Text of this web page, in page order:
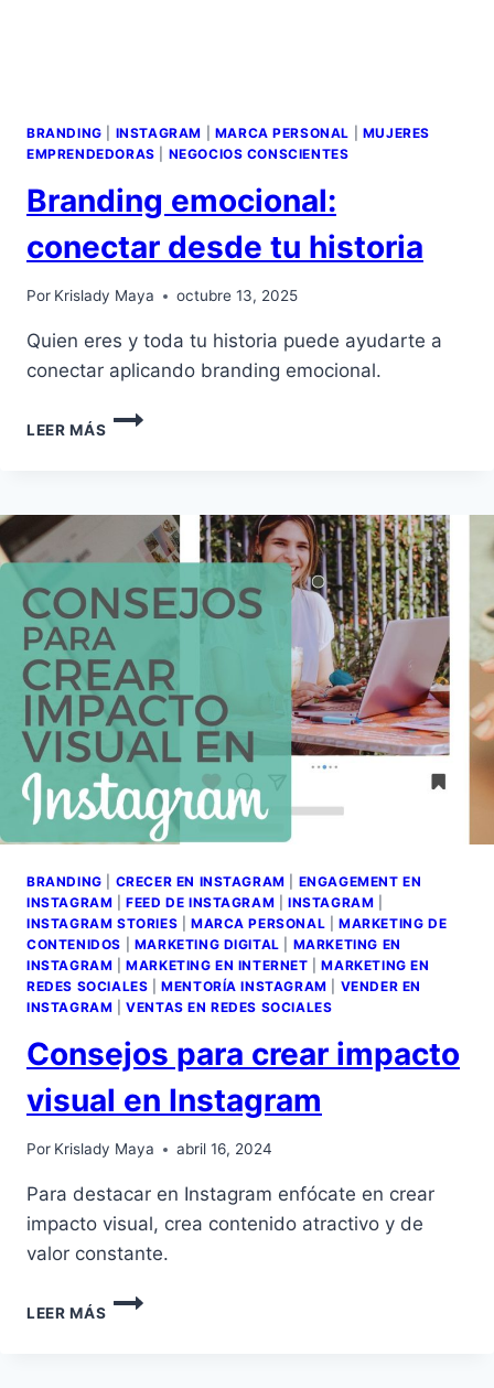
BRANDING INSTAGRAM MARCA PERSONAL
MUJERES
EMPRENDEDORAS
NEGOCIOS CONSCIENTES
Branding emocional:
conectar desde tu historia
Por Krislady Maya octubre 13, 2025
Quien eres y toda tu historia puede ayudarte a
conectar aplicando branding emocional.
LEER MÁS
BRANDING CRECER EN INSTAGRAM
ENGAGEMENT EN
INSTAGRAM |FEED DE INSTAGRAM |INSTAGRAM
INSTAGRAM STORIES
MARCA PERSONAL |MARKETING DE
CONTENIDOS
MARKETING DIGITAL
MARKETING EN
INSTAGRAM |MARKETING EN INTERNET |MARKETING EN
REDES SOCIALES |MENTORÍA INSTAGRAM
VENDER EN
INSTAGRAM |VENTAS EN REDES SOCIALES
Consejos para crear impacto
visual en Instagram
Por Krislady Maya abril 16, 2024
Para destacar en Instagram enfócate en crear
impacto visual, crea contenido atractivo y de
valor constante.
LEER MÁS